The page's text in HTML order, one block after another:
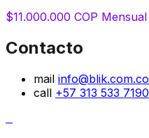
$11.000.000 COP Mensual
Contacto
mail info@blik.com.co
call +57 313 533 7190